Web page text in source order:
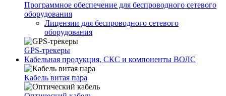
Программное обеспечение для беспроводного сетевого
оборудования
Лицензии для беспроводного сетевого
оборудования
GPS-трекеры
Кабельная продукция, СКС и компоненты ВОЛС
Кабель витая пара